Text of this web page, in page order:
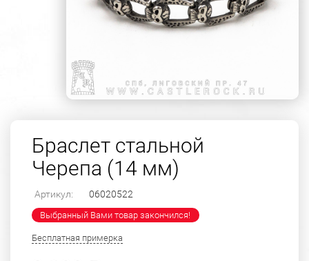
Браслет стальной
Черепа (14 мм)
Артикул: 06020522
Выбранный Вами товар закончился!
Бесплатная примерка